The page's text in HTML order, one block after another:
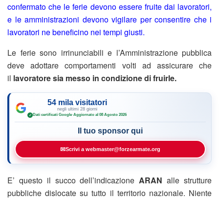
confermato che le ferie devono essere fruite dai lavoratori,
e le amministrazioni devono vigilare per consentire che i
lavoratori ne beneficino nei tempi giusti.
Le ferie sono irrinunciabili e l’Amministrazione pubblica
deve adottare comportamenti volti ad assicurare che
il lavoratore sia messo in condizione di fruirle.
54 mila visitatori
negli ultimi 28 giorni
✓ Dati certificati Google·Aggiornato al 08 Agosto 2026
Il tuo sponsor qui
✉Scrivi a webmaster@forzearmate.org
E’ questo il succo dell’indicazioneARAN alle strutture
pubbliche dislocate su tutto il territorio nazionale. Niente